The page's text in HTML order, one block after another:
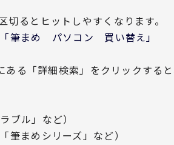
るとヒットしやすくなります。
筆まめ パソコン 買い替え」
ある「詳細検索」をクリックする
ブル」など）
まめシリーズ」など）